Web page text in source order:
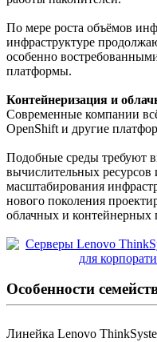
По мере роста объёмов
инфраструктуре
особенно
платформы.
Контейнеризация и
Современные компании
OpenShift и другие
Подобные среды требуют
вычислительных
масштабирования
нового поколения
облачных и контейнерных
Особенности
Линейка Lenovo